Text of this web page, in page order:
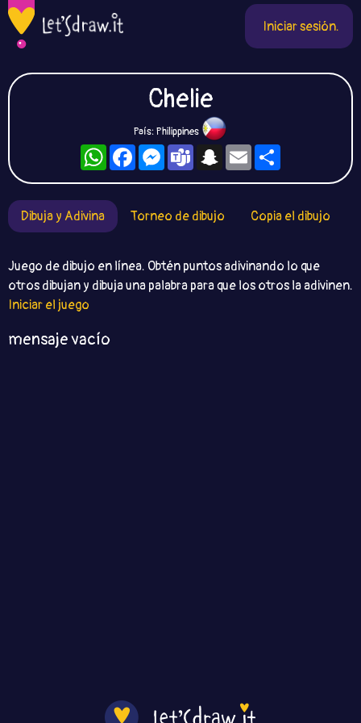
Iniciar sesión.
Chelie
País: Philippines
WhatsAppFacebookMessengerTeamsSnapchat
Email
Dibuja y Adivina Torneo de dibujo Copia el dibujo
Juego de dibujo en línea. Obtén puntos adivinando lo que
otros dibujan y dibuja una palabra para que los otros la adivinen.
Iniciar el juego
mensaje vacío